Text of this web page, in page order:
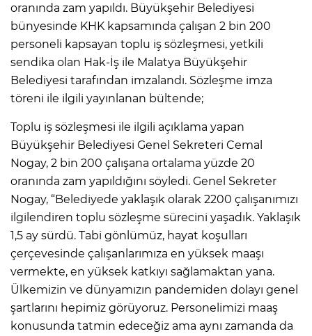
oranında zam yapıldı. Büyükşehir Belediyesi
bünyesinde KHK kapsamında çalışan 2 bin 200
personeli kapsayan toplu iş sözleşmesi, yetkili
sendika olan Hak-İş ile Malatya Büyükşehir
Belediyesi tarafından imzalandı. Sözleşme imza
töreni ile ilgili yayınlanan bültende;
Toplu iş sözleşmesi ile ilgili açıklama yapan
Büyükşehir Belediyesi Genel Sekreteri Cemal
Nogay, 2 bin 200 çalışana ortalama yüzde 20
oranında zam yapıldığını söyledi. Genel Sekreter
Nogay, “Belediyede yaklaşık olarak 2200 çalışanımızı
ilgilendiren toplu sözleşme sürecini yaşadık. Yaklaşık
1,5 ay sürdü. Tabi gönlümüz, hayat koşulları
çerçevesinde çalışanlarımıza en yüksek maaşı
vermekte, en yüksek katkıyı sağlamaktan yana.
Ülkemizin ve dünyamızın pandemiden dolayı genel
şartlarını hepimiz görüyoruz. Personelimizi maaş
konusunda tatmin edeceğiz ama aynı zamanda da